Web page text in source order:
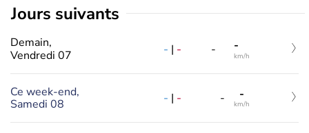
jours suivants
Demain,
Vendredi 07
- | - - -
km/h
Ce week-end,
Samedi 08
- | - - -
km/h